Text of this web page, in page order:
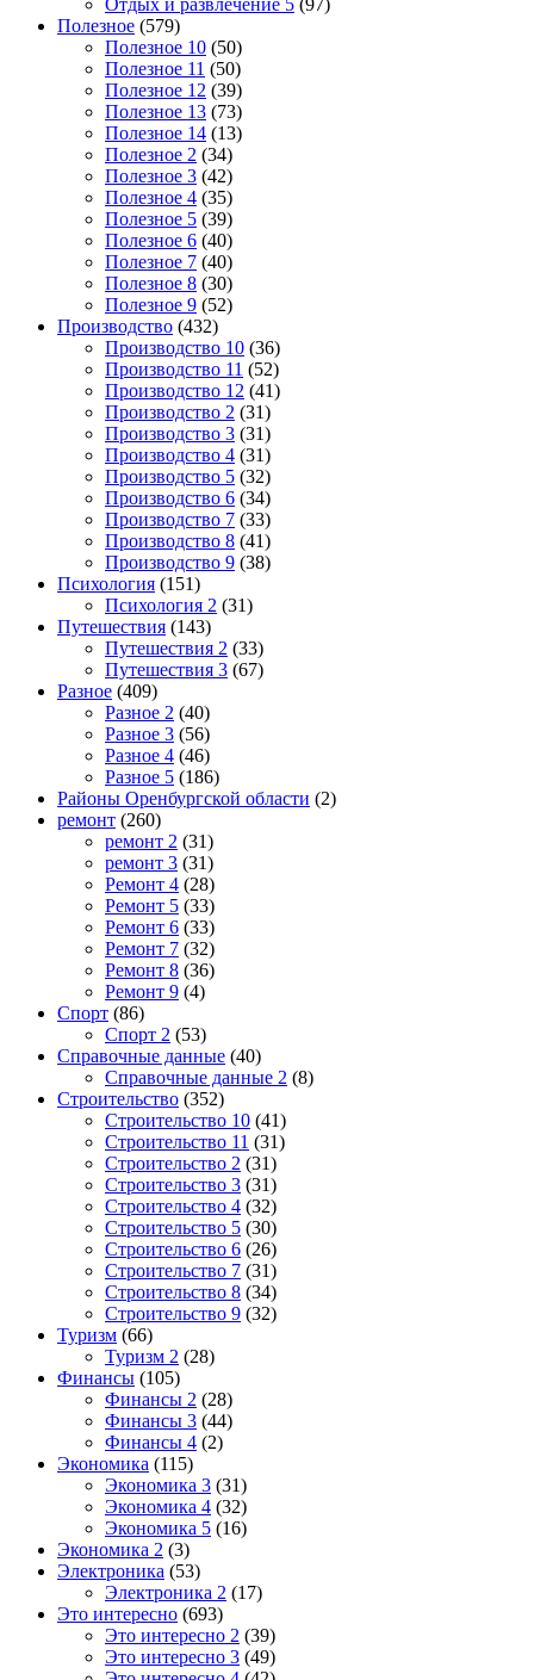
Отдых и развлечение 5 (97)
Полезное (579)
Полезное 10 (50)
Полезное 11 (50)
Полезное 12 (39)
Полезное 13 (73)
Полезное 14 (13)
Полезное 2 (34)
Полезное 3 (42)
Полезное 4 (35)
Полезное 5 (39)
Полезное 6 (40)
Полезное 7 (40)
Полезное 8 (30)
Полезное 9 (52)
Производство (432)
Производство 10 (36)
Производство 11 (52)
Производство 12 (41)
Производство 2 (31)
Производство 3 (31)
Производство 4 (31)
Производство 5 (32)
Производство 6 (34)
Производство 7 (33)
Производство 8 (41)
Производство 9 (38)
Психология (151)
Психология 2 (31)
Путешествия (143)
Путешествия 2 (33)
Путешествия 3 (67)
Разное (409)
Разное 2 (40)
Разное 3 (56)
Разное 4 (46)
Разное 5 (186)
Районы Оренбургской области (2)
ремонт (260)
ремонт 2 (31)
ремонт 3 (31)
Ремонт 4 (28)
Ремонт 5 (33)
Ремонт 6 (33)
Ремонт 7 (32)
Ремонт 8 (36)
Ремонт 9 (4)
Спорт (86)
Спорт 2 (53)
Справочные данные (40)
Справочные данные 2 (8)
Строительство (352)
Строительство 10 (41)
Строительство 11 (31)
Строительство 2 (31)
Строительство 3 (31)
Строительство 4 (32)
Строительство 5 (30)
Строительство 6 (26)
Строительство 7 (31)
Строительство 8 (34)
Строительство 9 (32)
Туризм (66)
Туризм 2 (28)
Финансы (105)
Финансы 2 (28)
Финансы 3 (44)
Финансы 4 (2)
Экономика (115)
Экономика 3 (31)
Экономика 4 (32)
Экономика 5 (16)
Экономика 2 (3)
Электроника (53)
Электроника 2 (17)
Это интересно (693)
Это интересно 2 (39)
Это интересно 3 (49)